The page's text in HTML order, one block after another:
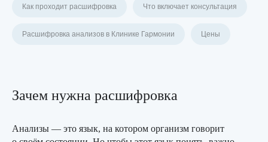
Как проходит расшифровка Что включает консультация
Расшифровка анализов в Клинике Гармонии Цены
Зачем нужна расшифровка
Анализы — это язык, на котором организм говорит